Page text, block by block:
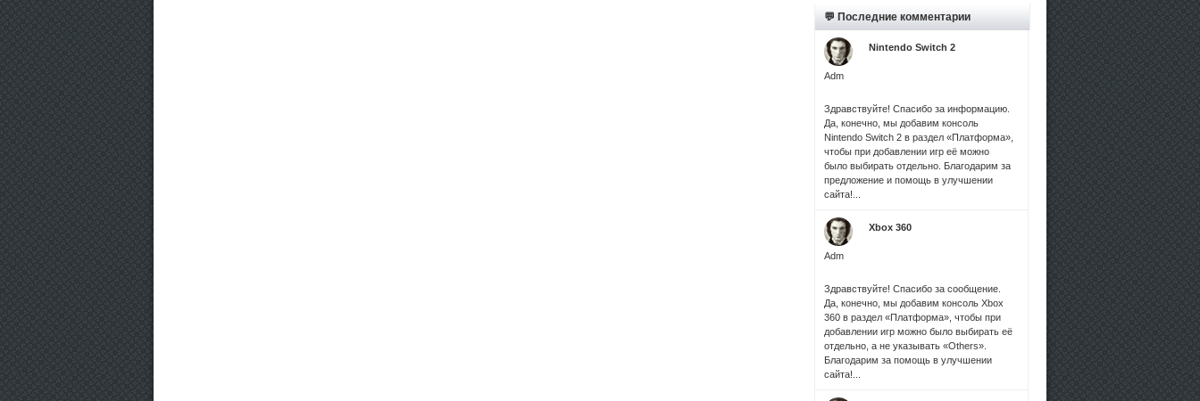
💬 Последние комментарии
Adm
Nintendo Switch 2
Здравствуйте! Спасибо за информацию.
Да, конечно, мы добавим консоль
Nintendo Switch 2 в раздел «Платформа»,
чтобы при добавлении игр её можно
было выбирать отдельно. Благодарим за
предложение и помощь в улучшении
сайта!...
Adm
Xbox 360
Здравствуйте! Спасибо за сообщение.
Да, конечно, мы добавим консоль Xbox
360 в раздел «Платформа», чтобы при
добавлении игр можно было выбирать её
отдельно, а не указывать «Others».
Благодарим за помощь в улучшении
сайта!...